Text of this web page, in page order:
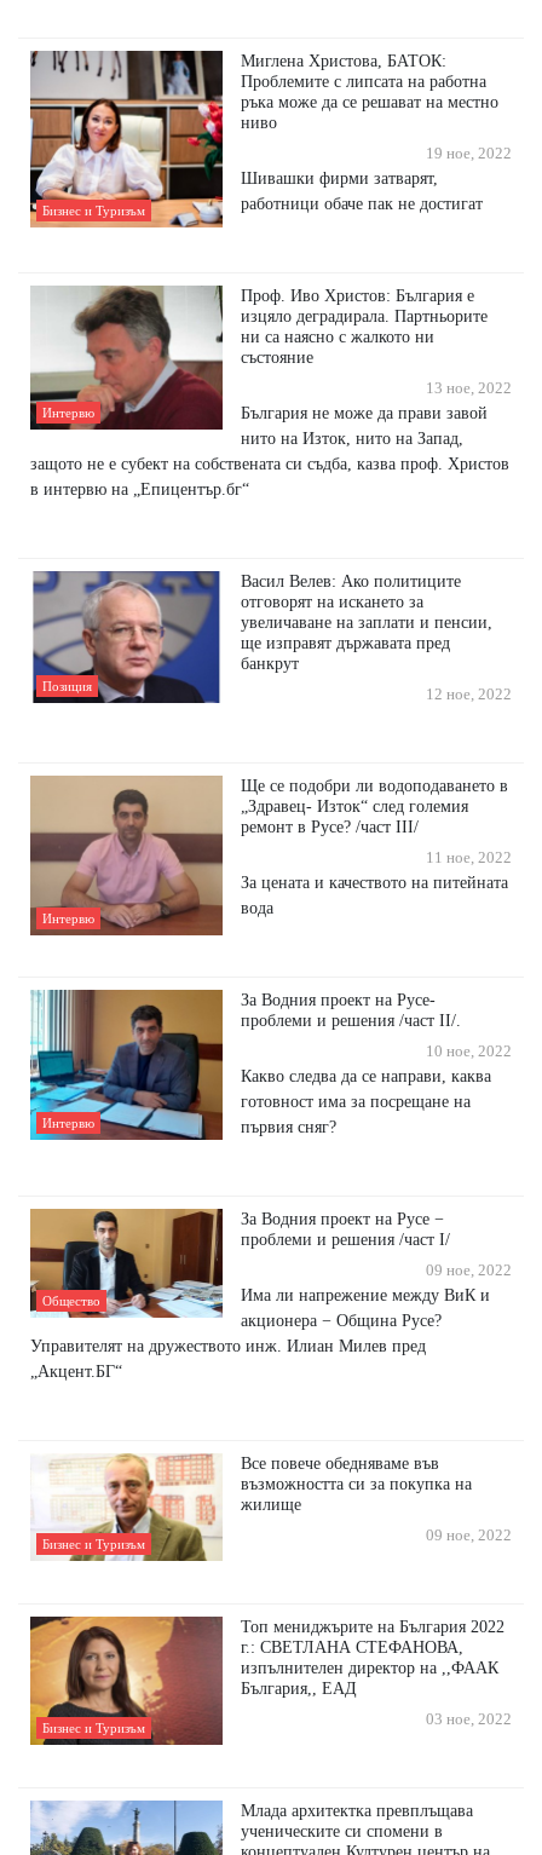
Бизнес и Туризъм
Миглена Христова, БАТОК:
Проблемите с липсата на работна
ръка може да се решават на местно
ниво
19 ное, 2022
Шивашки фирми затварят,
работници обаче пак не достигат
Интервю
Проф. Иво Христов: България е
изцяло деградирала. Партньорите
ни са наясно с жалкото ни
състояние
13 ное, 2022
България не може да прави завой
нито на Изток, нито на Запад,
защото не е субект на собствената си съдба, казва проф. Христов
в интервю на „Епицентър.бг“
Позиция
Васил Велев: Ако политиците
отговорят на искането за
увеличаване на заплати и пенсии,
ще изправят държавата пред
банкрут
12 ное, 2022
Интервю
Ще се подобри ли водоподаването в
„Здравец- Изток“ след големия
ремонт в Русе? /част III/
11 ное, 2022
За цената и качеството на питейната
вода
Интервю
За Водния проект на Русе-
проблеми и решения /част II/.
10 ное, 2022
Какво следва да се направи, каква
готовност има за посрещане на
първия сняг?
Общество
За Водния проект на Русе −
проблеми и решения /част I/
09 ное, 2022
Има ли напрежение между ВиК и
акционера − Община Русе?
Управителят на дружеството инж. Илиан Милев пред
„Акцент.БГ“
Бизнес и Туризъм
Все повече обедняваме във
възможността си за покупка на
жилище
09 ное, 2022
Бизнес и Туризъм
Топ мениджърите на България 2022
г.: СВЕТЛАНА СТЕФАНОВА,
изпълнителен директор на ,,ФААК
България,, ЕАД
03 ное, 2022
Млада архитектка превплъщава
ученическите си спомени в